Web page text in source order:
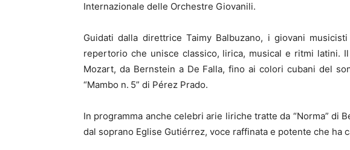
Internazionale delle Orchestre Giovanili.
Guidati dalla direttrice Taimy Balbuzano, i giovani
repertorio che unisce classico, lirica, musical e ritmi latini.
Mozart, da Bernstein a De Falla, fino ai colori cubani del
“Mambo n. 5” di Pérez Prado.
In programma anche celebri arie liriche tratte da “Norma” di
dal soprano Eglise Gutiérrez, voce raffinata e potente che ha